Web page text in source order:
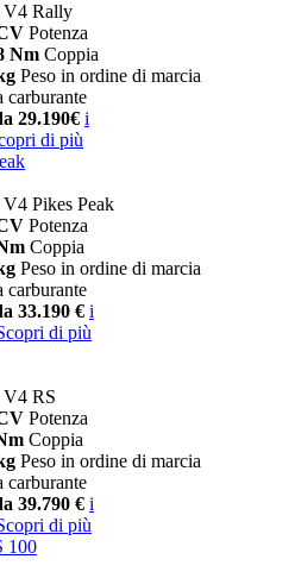
V4 Rally
Potenza
Nm Coppia
Peso in ordine di marcia
carburante
29.190€ i
di più
Pikes Peak
Potenza
Coppia
Peso in ordine di marcia
carburante
33.190 € i
di più
V4 RS
Potenza
Coppia
Peso in ordine di marcia
carburante
39.790 € i
di più
100